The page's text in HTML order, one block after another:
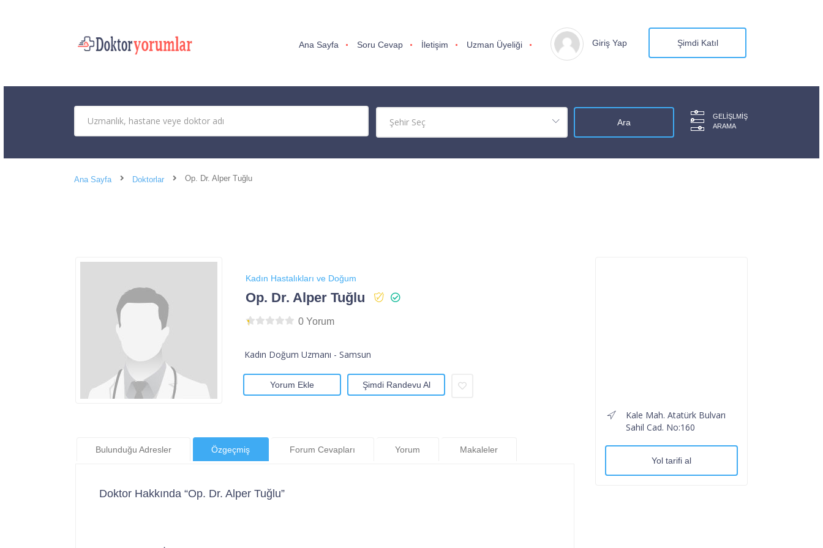
Ana Sayfa Soru Cevap İletişim Uzman Üyeliği Giriş Yap Şimdi Katıl
GELIŞLMIŞ
ARAMA
Ana Sayfa Doktorlar Op. Dr. Alper Tuğlu
Kadın Hastalıkları ve Doğum
Op. Dr. Alper Tuğlu
0 Yorum
Kadın Doğum Uzmanı - Samsun
Yorum Ekle Şimdi Randevu Al
Bulunduğu Adresler Özgeçmiş Forum Cevapları Yorum Makaleler
Doktor Hakkında “Op. Dr. Alper Tuğlu”
Kale Mah. Atatürk Bulvarı
Sahil Cad. No:160
Yol tarifi al